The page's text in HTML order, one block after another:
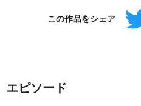
この作品をシェア
エピソード